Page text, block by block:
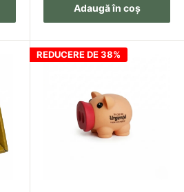
Adaugă în coș
REDUCERE DE 38%